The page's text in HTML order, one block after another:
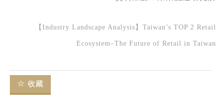
【Industry Landscape Analysis】Taiwan’s TOP 2 Retail
Ecosystem–The Future of Retail in Taiwan
收藏